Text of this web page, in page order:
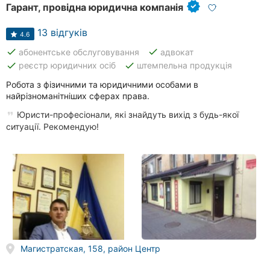
Гарант, провідна юридична компанія
4.6 13 відгуків
done абонентське обслуговування done адвокат
done реєстр юридичних осіб done штемпельна продукція
Робота з фізичними та юридичними особами в
найрізноманітніших сферах права.
Юристи-професіонали, які знайдуть вихід з будь-якої
ситуації. Рекомендую!
Магистратская, 158, район Центр